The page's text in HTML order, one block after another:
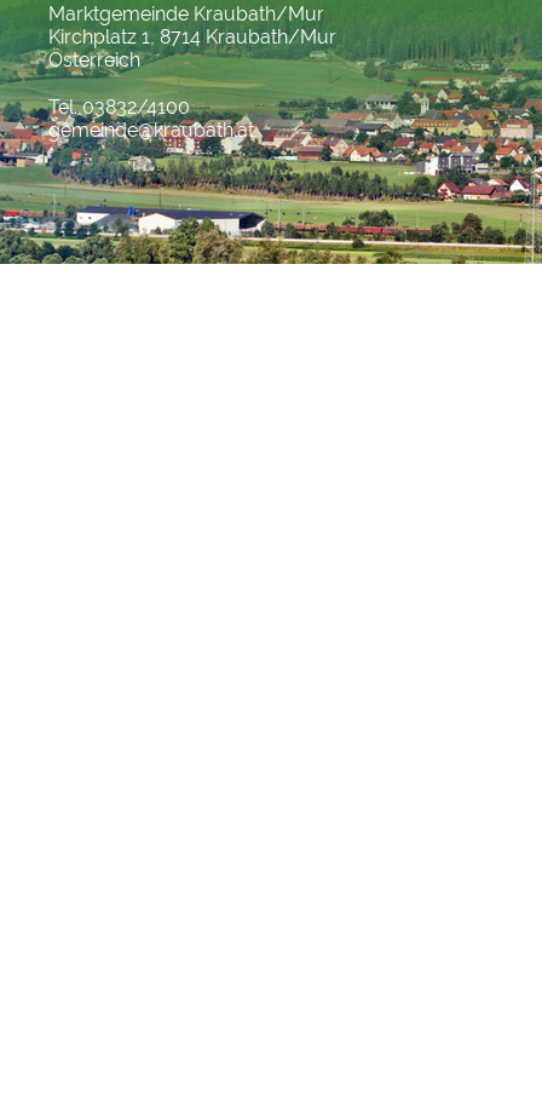
Marktgemeinde Kraubath/Mur
Kirchplatz 1, 8714 Kraubath/Mur
Österreich
Tel. 03832/4100
gemeinde@kraubath.at